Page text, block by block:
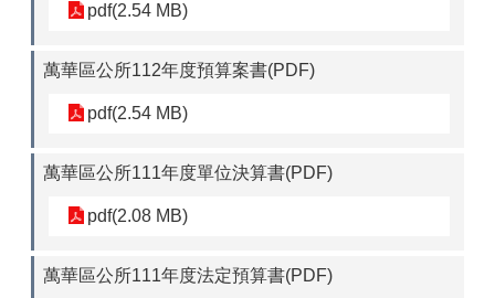
pdf(2.54 MB)
萬華區公所112年度預算案書(PDF)
pdf(2.54 MB)
萬華區公所111年度單位決算書(PDF)
pdf(2.08 MB)
萬華區公所111年度法定預算書(PDF)